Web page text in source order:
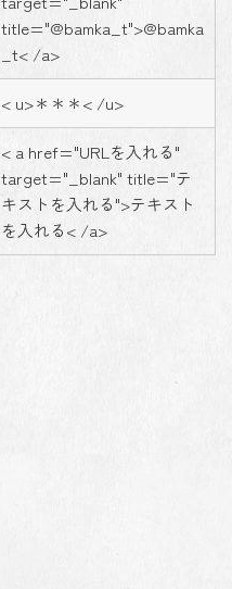
title="@bamka_t">@bamka
_t< /a>
< u>＊＊＊< /u>
< a href="URLを入れる"
target="_blank" title="テ
キストを入れる">テキスト
を入れる< /a>